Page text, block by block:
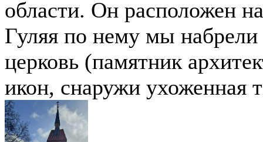
области. Он расположен
Гуляя по нему мы набрели
церковь (памятник
икон, снаружи ухоженная